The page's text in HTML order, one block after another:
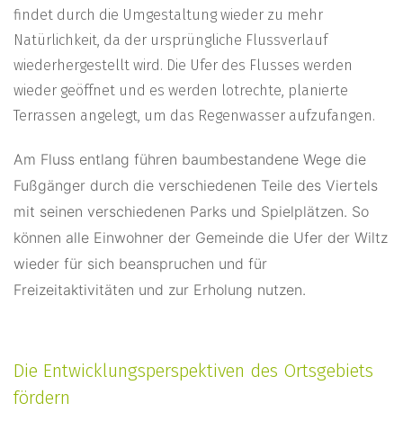
findet durch die Umgestaltung wieder zu mehr
Natürlichkeit, da der ursprüngliche Flussverlauf
wiederhergestellt wird. Die Ufer des Flusses werden
wieder geöffnet und es werden lotrechte, planierte
Terrassen angelegt, um das Regenwasser aufzufangen.
Am Fluss entlang führen baumbestandene Wege die
Fußgänger durch die verschiedenen Teile des Viertels
mit seinen verschiedenen Parks und Spielplätzen. So
können alle Einwohner der Gemeinde die Ufer der Wiltz
wieder für sich beanspruchen und für
Freizeitaktivitäten und zur Erholung nutzen.
Die Entwicklungsperspektiven des Ortsgebiets
fördern